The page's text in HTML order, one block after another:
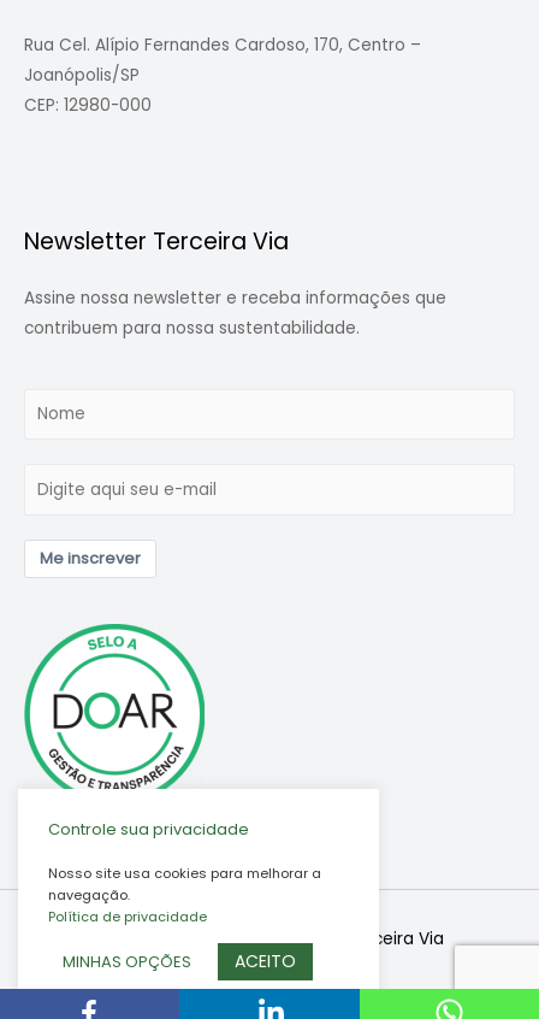
Rua Cel. Alípio Fernandes Cardoso, 170, Centro –
Joanópolis/SP
CEP: 12980-000
Newsletter Terceira Via
Assine nossa newsletter e receba informações que
contribuem para nossa sustentabilidade.
Me inscrever
Copyright © 2026Associação Terceira Via
Controle sua privacidade
Nosso site usa cookies para melhorar a
navegação.
Política de privacidade
MINHAS OPÇÕES ACEITO